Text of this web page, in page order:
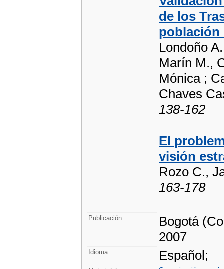
de los
población
Londoño
Marín M.,
Mónica ;
Chaves
138-162
El
visión
Rozo C.,
163-178
Publicación
Bogotá
2007
Idioma Español;